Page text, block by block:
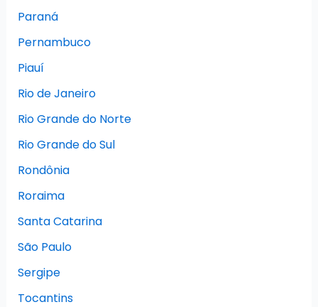
Paraná
Pernambuco
Piauí
Rio de Janeiro
Rio Grande do Norte
Rio Grande do Sul
Rondônia
Roraima
Santa Catarina
São Paulo
Sergipe
Tocantins